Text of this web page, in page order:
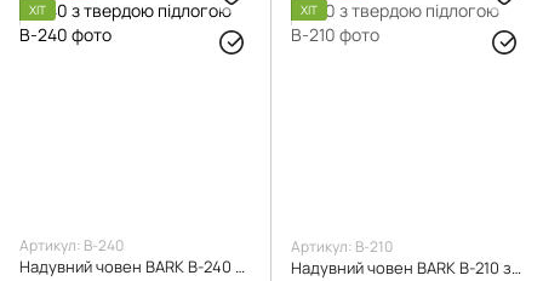
ХІТ
Артикул: В-240
Надувний човен BARK В-240 з твердою підлогою
ХІТ
Артикул: В-210
Надувний човен BARK В-210 з твердою підлогою